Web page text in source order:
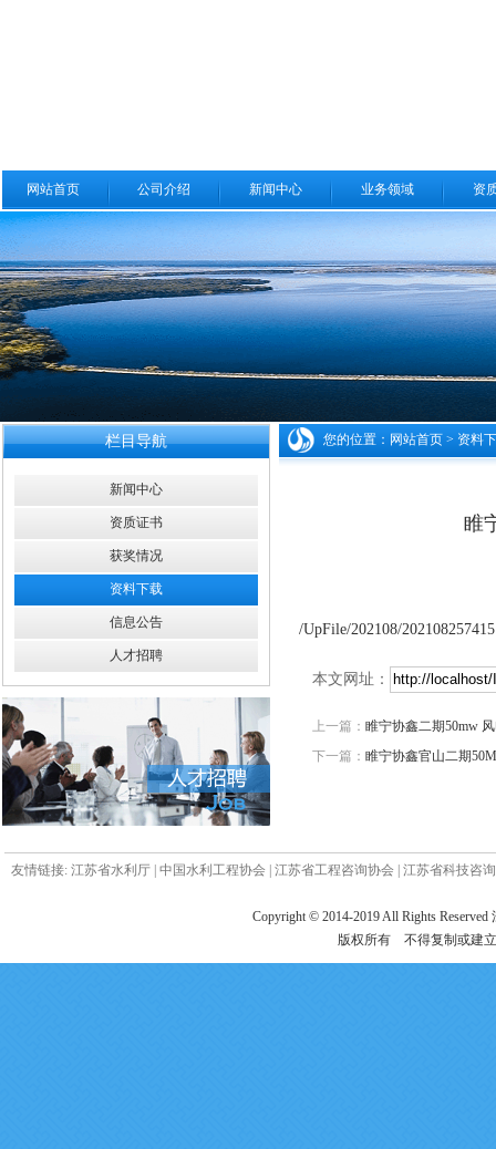
网站首页 公司介绍 新闻中心 业务领域 资
栏目导航
新闻中心
资质证书
获奖情况
资料下载
信息公告
人才招聘
您的位置： 网站首页 > 资料
睢
/UpFile/202108/
本文网址：
上一篇： 睢宁协鑫二期50mw
下一篇： 睢宁协鑫官山二期
友情链接: 江苏省水利厅| 中国水利工程协会| 江苏省工程咨询协会| 江苏省科技咨
Copyright © 2014-2019 All Rights
版权所有 不得复制或建立